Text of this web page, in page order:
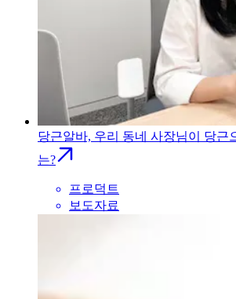
당근알바, 우리 동네 사장님이 당근
는?
프로덕트
보도자료